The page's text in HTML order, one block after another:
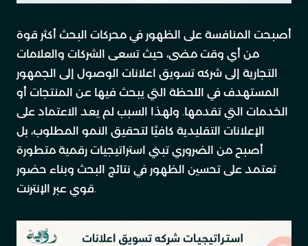
أصبحت المنافسة على الظهور في محركات البحث أكثر قوة
من أي وقت مضى، حيث تسعى الشركات والعلامات
التجارية إلى شركه تسويق اعلانات الوصول إلى الجمهور
المستهدف في اللحظة التي يبحث فيها عن المنتجات أو
الخدمات التي تقدمها. ولهذا السبب لم يعد الاعتماد على
الإعلانات التقليدية كافيًا لتحقيق النمو المطلوب، بل
أصبح من الضروري تبني استراتيجيات رقمية متطورة
تعتمد على تحسين الظهور في نتائج البحث وبناء حضور
قوي عبر الإنترنت.